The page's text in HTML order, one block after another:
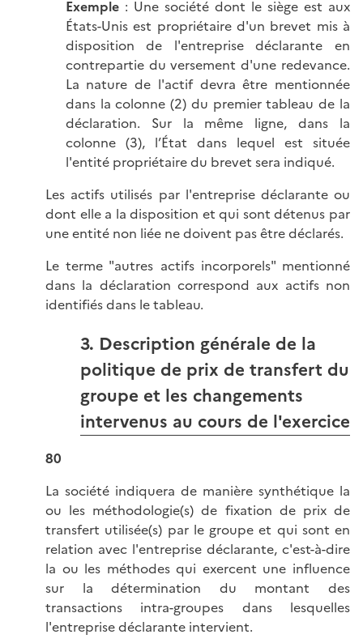
Exemple: Une société dont le siège est aux
États-Unis est propriétaire d'un brevet mis à
disposition de l'entreprise déclarante en
contrepartie du versement d'une redevance.
La nature de l'actif devra être mentionnée
dans la colonne (2) du premier tableau de la
déclaration. Sur la même ligne, dans la
colonne (3), l’État dans lequel est située
l'entité propriétaire du brevet sera indiqué.
Les actifs utilisés par l'entreprise déclarante ou
dont elle a la disposition et qui sont détenus par
une entité non liée ne doivent pas être déclarés.
Le terme "autres actifs incorporels" mentionné
dans la déclaration correspond aux actifs non
identifiés dans le tableau.
3. Description générale de la
politique de prix de transfert du
groupe et les changements
intervenus au cours de l'exercice
80
La société indiquera de manière synthétique la
ou les méthodologie(s) de fixation de prix de
transfert utilisée(s) par le groupe et qui sont en
relation avec l'entreprise déclarante, c'est-à-dire
la ou les méthodes qui exercent une influence
sur la détermination du montant des
transactions intra-groupes dans lesquelles
l'entreprise déclarante intervient.